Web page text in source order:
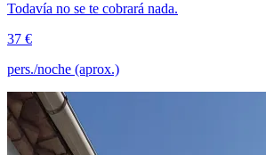
Todavía no se te cobrará nada.
37 €
pers./noche (aprox.)